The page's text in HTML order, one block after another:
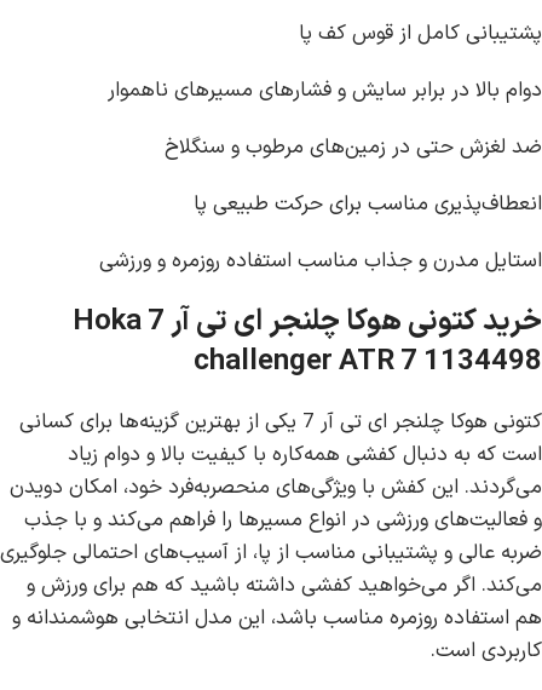
پشتیبانی کامل از قوس کف پا
دوام بالا در برابر سایش و فشارهای مسیرهای ناهموار
ضد لغزش حتی در زمین‌های مرطوب و سنگلاخ
انعطاف‌پذیری مناسب برای حرکت طبیعی پا
استایل مدرن و جذاب مناسب استفاده روزمره و ورزشی
خرید کتونی هوکا چلنجر ای تی آر 7 Hoka
challenger ATR 7 1134498
کتونی هوکا چلنجر ای تی آر 7 یکی از بهترین گزینه‌ها برای کسانی
است که به دنبال کفشی همه‌کاره با کیفیت بالا و دوام زیاد
می‌گردند. این کفش با ویژگی‌های منحصربه‌فرد خود، امکان دویدن
و فعالیت‌های ورزشی در انواع مسیرها را فراهم می‌کند و با جذب
ضربه عالی و پشتیبانی مناسب از پا، از آسیب‌های احتمالی جلوگیری
می‌کند. اگر می‌خواهید کفشی داشته باشید که هم برای ورزش و
هم استفاده روزمره مناسب باشد، این مدل انتخابی هوشمندانه و
کاربردی است.